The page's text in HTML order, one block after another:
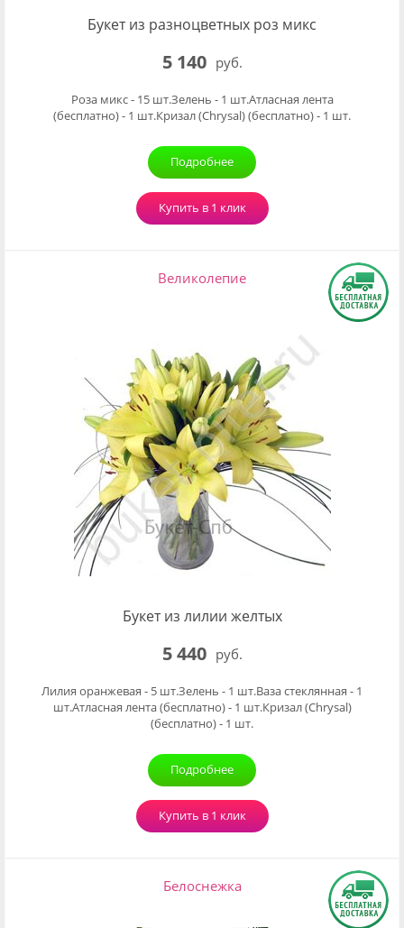
Букет из разноцветных роз микс
5 140 руб.
Роза микс - 15 шт.Зелень - 1 шт.Атласная лента
(бесплатно) - 1 шт.Кризал (Chrysal) (бесплатно) - 1 шт.
Подробнее
Купить в 1 клик
Великолепие
Букет из лилии желтых
5 440 руб.
Лилия оранжевая - 5 шт.Зелень - 1 шт.Ваза стеклянная - 1
шт.Атласная лента (бесплатно) - 1 шт.Кризал (Chrysal)
(бесплатно) - 1 шт.
Подробнее
Купить в 1 клик
Белоснежка